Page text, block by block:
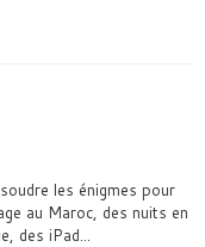
les énigmes pour
au Maroc, des nuits en
des iPad...